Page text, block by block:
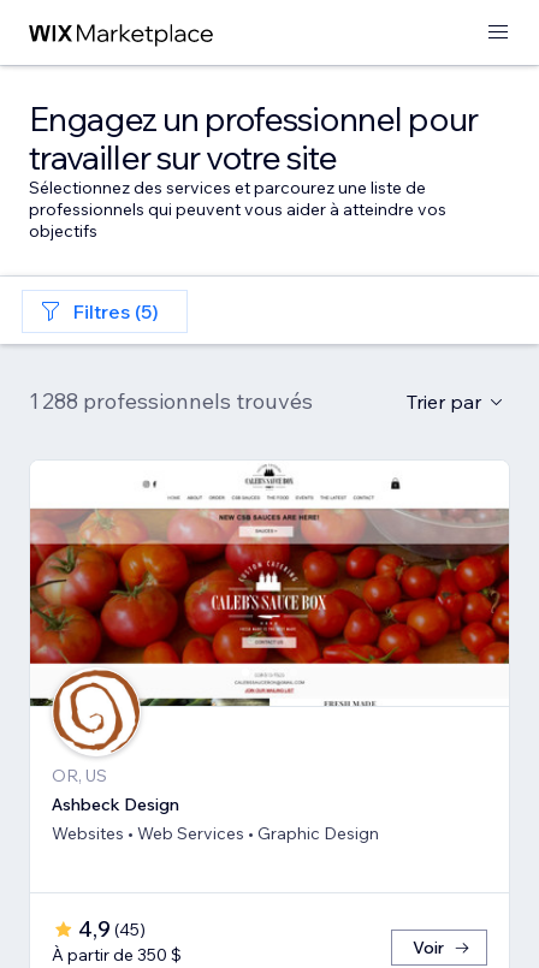
Engagez un professionnel pour
travailler sur votre site
Sélectionnez des services et parcourez une liste de
professionnels qui peuvent vous aider à atteindre vos
objectifs
Filtres (5)
1 288 professionnels trouvés Trier par
OR, US
Ashbeck Design
Websites • Web Services • Graphic Design
4,9 (45)
À partir de 350 $
Voir